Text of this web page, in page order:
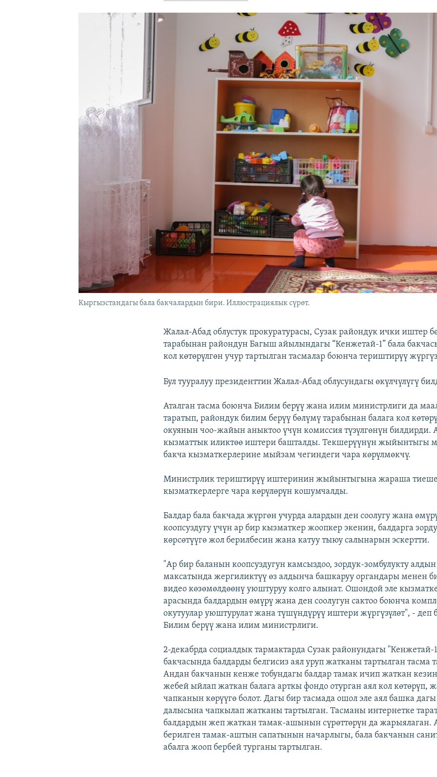
Кыргызстандагы бала бакчалардын бири. Иллюстрациялык сүрөт.
Жалал-Абад облустук прокуратурасы, Сузак райондук ички иштер
тарабынан райондун Багыш айылындагы “Кенжетай-1” бала
кол көтөрүлгөн учур тартылган тасмалар боюнча териштирүү
Бул тууралуу президенттин Жалал-Абад облусундагы өкүлчүлүгү
Аталган тасма боюнча Билим берүү жана илим министрлиги да
таратып, райондук билим берүү бөлүмү тарабынан балага кол
окуянын чоо-жайын аныктоо үчүн комиссия түзүлгөнүн билдирди.
кызматтык иликтөө иштери башталды. Текшерүүнүн жыйынтыгы
бакча кызматкерлерине мыйзам чегиндеги чара көрүлмөкчү.
Министрлик териштирүү иштеринин жыйынтыгына жараша
кызматкерлерге чара көрүлөрүн кошумчалды.
Балдар бала бакчада жүргөн учурда алардын ден соолугу жана
коопсуздугу үчүн ар бир кызматкер жоопкер экенин, балдарга
көрсөтүүгө жол берилбесин жана катуу тыюу салынарын эскертти.
"Ар бир баланын коопсуздугун камсыздоо, зордук-зомбулукту алдын
максатында жергиликтүү өз алдынча башкаруу органдары менен
видео көзөмөлдөөнү уюштуруу колго алынат. Ошондой эле
арасында балдардын өмүрү жана ден соолугун сактоо боюнча
окутуулар уюштурулат жана түшүндүрүү иштери жүргүзүлөт", - деп
Билим берүү жана илим министрлиги.
2-декабрда социалдык тармактарда Сузак районундагы "Кенжетай-
бакчасында балдарды белгисиз аял уруп жатканы тартылган тасма
Андан бакчанын кенже тобундагы балдар тамак ичип жаткан
жебей ыйлап жаткан балага арткы фондо отурган аял кол көтөрүп,
чапканын көрүүгө болот. Дагы бир тасмада ошол эле аял башка
далысына чапкылап жатканы тартылган. Тасманы интернетке
балдардын жеп жаткан тамак-ашынын сүрөттөрүн да жарыялаган.
берилген тамак-аштын сапатынын начарлыгы, бала бакчанын
абалга жооп бербей турганы тартылган.